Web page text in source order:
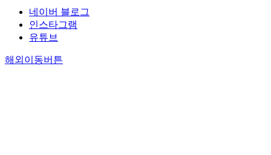
네이버 블로그
인스타그램
유튜브
해외이동버튼